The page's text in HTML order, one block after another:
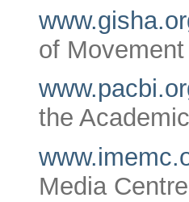
of Movement
the
Media Centre